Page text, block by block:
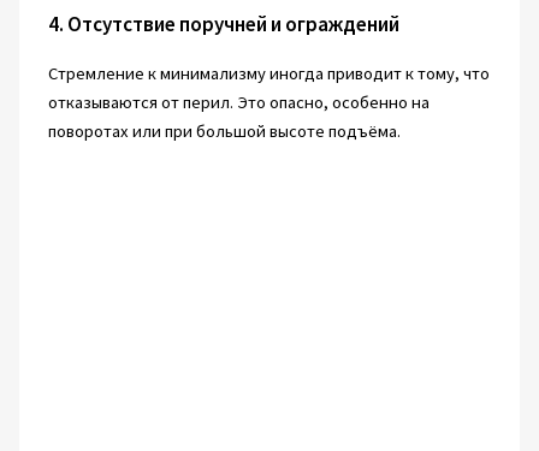
4. Отсутствие поручней и ограждений
Стремление к минимализму иногда приводит к тому, что
отказываются от перил. Это опасно, особенно на
поворотах или при большой высоте подъёма.